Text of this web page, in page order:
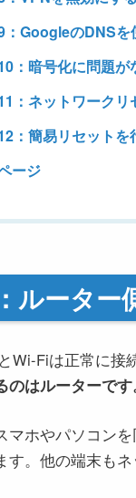
：GoogleのDNSを
：暗号化に問題が
：ネットワークリ
：簡易リセットを
ージ
ルーター
Wi-Fiは正常に接
はルーターです
マホやパソコン
す。他の端末も